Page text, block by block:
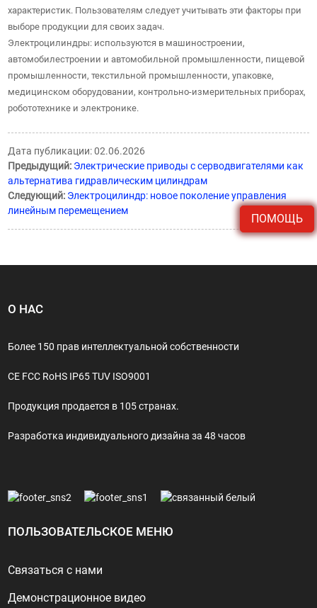
ПОМОЩЬ
характеристик. Пользователям следует учитывать эти факторы при
выборе продукции для своих задач.
Электроцилиндры: используются в машиностроении,
автомобилестроении и автомобильной промышленности, пищевой
промышленности, текстильной промышленности, упаковке,
медицинском оборудовании, контрольно-измерительных приборах,
робототехнике и электронике.
Дата публикации: 02.06.2026
Предыдущий: Электрические приводы с серводвигателями как
альтернатива гидравлическим цилиндрам
Следующий: Электроцилиндр: новое поколение управления
линейным перемещением
О НАС
Более 150 прав интеллектуальной собственности
CE FCC RoHS IP65 TUV ISO9001
Продукция продается в 105 странах.
Разработка индивидуального дизайна за 48 часов
ПОЛЬЗОВАТЕЛЬСКОЕ МЕНЮ
Связаться с нами
Демонстрационное видео